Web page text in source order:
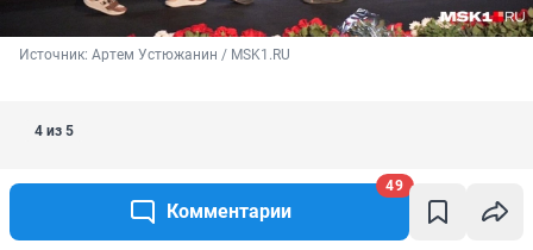
Комментарии
49
Источник: Артем Устюжанин / MSK1.RU
4 из 5